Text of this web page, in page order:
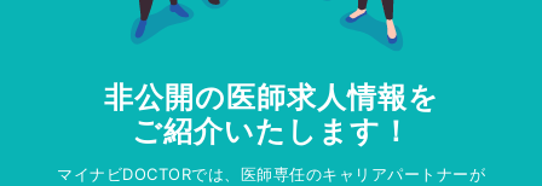
非公開の医師求人情報を
ご紹介いたします！
マイナビDOCTORでは、医師専任のキャリアパートナーが